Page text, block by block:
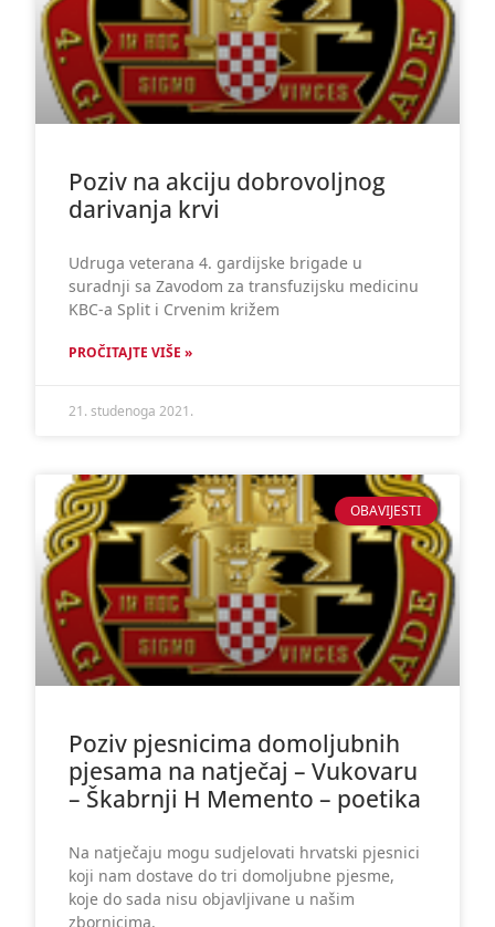
Poziv na akciju dobrovoljnog
darivanja krvi
Udruga veterana 4. gardijske brigade u
suradnji sa Zavodom za transfuzijsku medicinu
KBC-a Split i Crvenim križem
PROČITAJTE VIŠE »
21. studenoga 2021.
OBAVIJESTI
Poziv pjesnicima domoljubnih
pjesama na natječaj – Vukovaru
– Škabrnji H Memento – poetika
Na natječaju mogu sudjelovati hrvatski pjesnici
koji nam dostave do tri domoljubne pjesme,
koje do sada nisu objavljivane u našim
zbornicima.